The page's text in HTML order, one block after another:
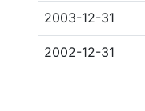
2003-12-31
2002-12-31